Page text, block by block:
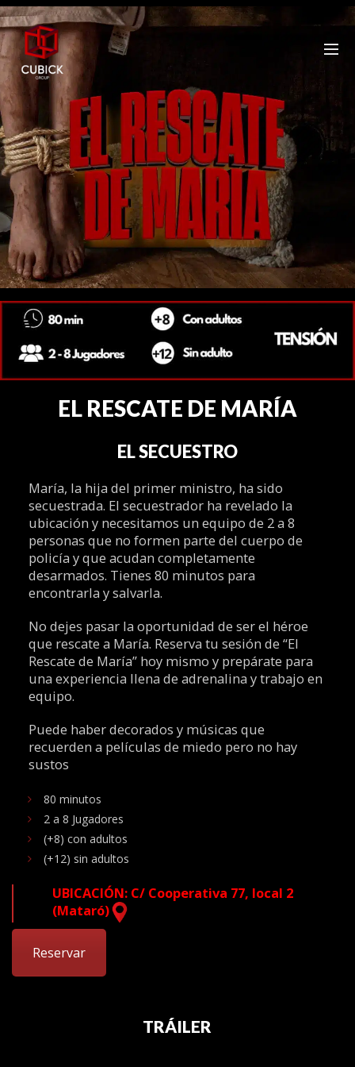
EL RESCATE DE MARÍA
EL SECUESTRO
María, la hija del primer ministro, ha sido
secuestrada. El secuestrador ha revelado la
ubicación y necesitamos un equipo de 2 a 8
personas que no formen parte del cuerpo de
policía y que acudan completamente
desarmados. Tienes 80 minutos para
encontrarla y salvarla.
No dejes pasar la oportunidad de ser el héroe
que rescate a María. Reserva tu sesión de “El
Rescate de María” hoy mismo y prepárate para
una experiencia llena de adrenalina y trabajo en
equipo.
Puede haber decorados y músicas que
recuerden a películas de miedo pero no hay
sustos
80 minutos
2 a 8 Jugadores
(+8) con adultos
(+12) sin adultos
UBICACIÓN: C/ Cooperativa 77, local 2
(Mataró)
Reservar
TRÁILER